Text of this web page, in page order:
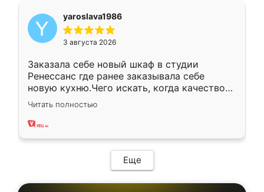
yaroslava1986
3 августа 2026
Заказала себе новый шкаф в студии
Ренессанс где ранее заказывала себе
новую кухню.Чего искать, когда качеством
вполне довольна. Служит кухня уже почти
два года, нареканий нет.
Читать полностью
Еще